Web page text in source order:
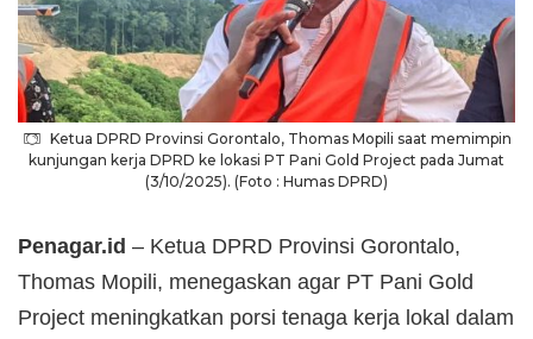
Ketua DPRD Provinsi Gorontalo, Thomas Mopili saat memimpin
kunjungan kerja DPRD ke lokasi PT Pani Gold Project pada Jumat
(3/10/2025). (Foto : Humas DPRD)
Penagar.id – Ketua DPRD Provinsi Gorontalo,
Thomas Mopili, menegaskan agar PT Pani Gold
Project meningkatkan porsi tenaga kerja lokal dalam